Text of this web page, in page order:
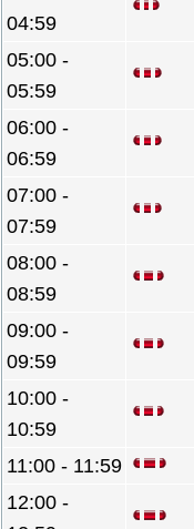
04:59
05:00 -
05:59
06:00 -
06:59
07:00 -
07:59
08:00 -
08:59
09:00 -
09:59
10:00 -
10:59
11:00 - 11:59
12:00 -